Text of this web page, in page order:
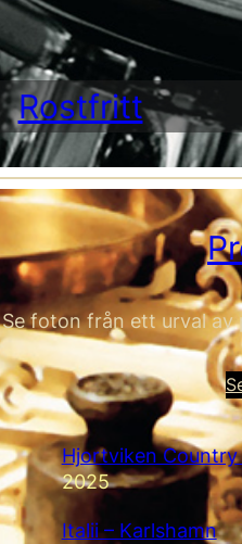
Rostfritt
Se foton från ett urval av
Hjortviken Country
2025
Italii – Karlshamn